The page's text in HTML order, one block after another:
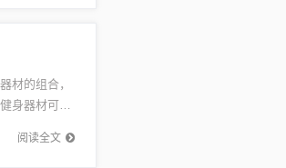
材的组合，
身器材可以
身房，组
阅读全文